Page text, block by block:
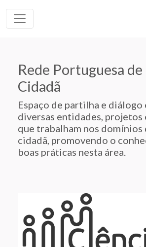
Rede Portuguesa
Cidadã
Espaço de partilha e diálogo
diversas entidades, projetos
que trabalham nos domínios
cidadã, promovendo o
boas práticas nesta área.